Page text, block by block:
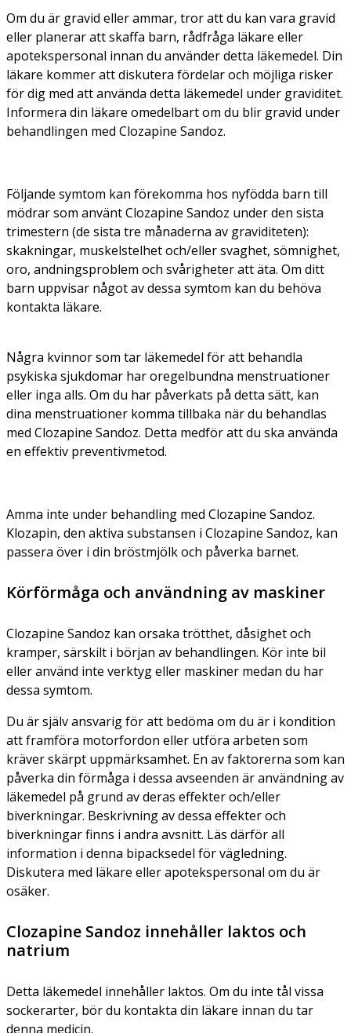
Om du är gravid eller ammar, tror att du kan vara gravid
eller planerar att skaffa barn, rådfråga läkare eller
apotekspersonal innan du använder detta läkemedel. Din
läkare kommer att diskutera fördelar och möjliga risker
för dig med att använda detta läkemedel under graviditet.
Informera din läkare omedelbart om du blir gravid under
behandlingen med Clozapine Sandoz.
Följande symtom kan förekomma hos nyfödda barn till
mödrar som använt Clozapine Sandoz under den sista
trimestern (de sista tre månaderna av graviditeten):
skakningar, muskelstelhet och/eller svaghet, sömnighet,
oro, andningsproblem och svårigheter att äta. Om ditt
barn uppvisar något av dessa symtom kan du behöva
kontakta läkare.
Några kvinnor som tar läkemedel för att behandla
psykiska sjukdomar har oregelbundna menstruationer
eller inga alls. Om du har påverkats på detta sätt, kan
dina menstruationer komma tillbaka när du behandlas
med Clozapine Sandoz. Detta medför att du ska använda
en effektiv preventivmetod.
Amma inte under behandling med Clozapine Sandoz.
Klozapin, den aktiva substansen i Clozapine Sandoz, kan
passera över i din bröstmjölk och påverka barnet.
Körförmåga och användning av maskiner
Clozapine Sandoz kan orsaka trötthet, dåsighet och
kramper, särskilt i början av behandlingen. Kör inte bil
eller använd inte verktyg eller maskiner medan du har
dessa symtom.
Du är själv ansvarig för att bedöma om du är i kondition
att framföra motorfordon eller utföra arbeten som
kräver skärpt uppmärksamhet. En av faktorerna som kan
påverka din förmåga i dessa avseenden är användning av
läkemedel på grund av deras effekter och/eller
biverkningar. Beskrivning av dessa effekter och
biverkningar finns i andra avsnitt. Läs därför all
information i denna bipacksedel för vägledning.
Diskutera med läkare eller apotekspersonal om du är
osäker.
Clozapine Sandoz innehåller laktos och
natrium
Detta läkemedel innehåller laktos. Om du inte tål vissa
sockerarter, bör du kontakta din läkare innan du tar
denna medicin.